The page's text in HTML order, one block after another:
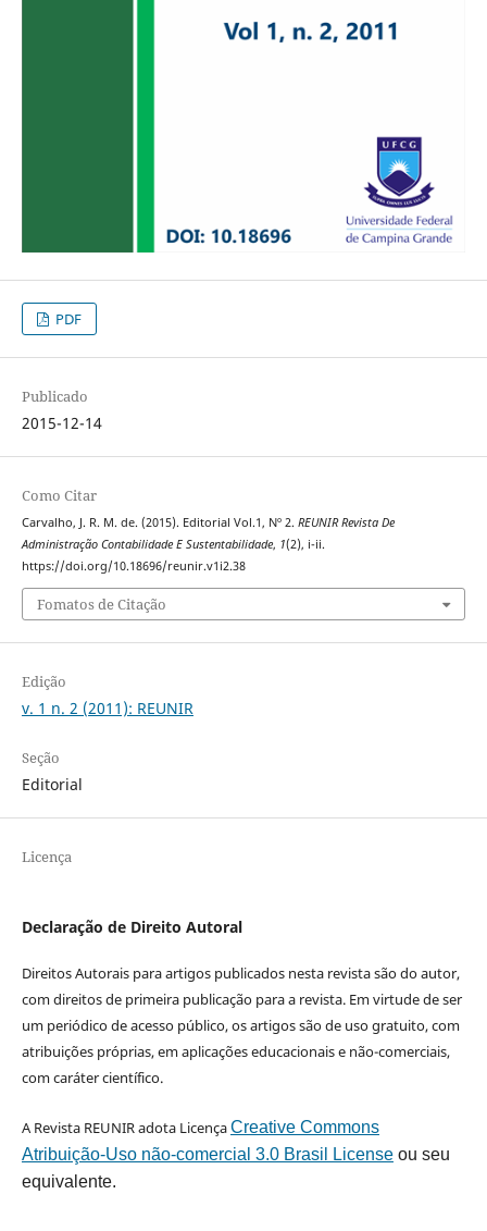
PDF
Publicado
2015-12-14
Como Citar
Carvalho, J. R. M. de. (2015). Editorial Vol.1, Nº 2. REUNIR Revista De
Administração Contabilidade E Sustentabilidade, 1(2), i-ii.
https://doi.org/10.18696/reunir.v1i2.38
Fomatos de Citação
Edição
v. 1 n. 2 (2011): REUNIR
Seção
Editorial
Licença
Declaração de Direito Autoral
Direitos Autorais para artigos publicados nesta revista são do autor,
com direitos de primeira publicação para a revista. Em virtude de ser
um periódico de acesso público, os artigos são de uso gratuito, com
atribuições próprias, em aplicações educacionais e não-comerciais,
com caráter científico.
A Revista REUNIR adota LicençaCreative Commons
Atribuição-Uso não-comercial 3.0 Brasil Licenseou seu
equivalente.